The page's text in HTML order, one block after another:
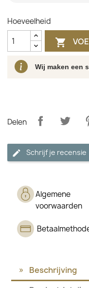
Hoeveelheid

Wij maken een
Delen
Schrijf je recensie
Algemene
voorwaarden
Beschrijving